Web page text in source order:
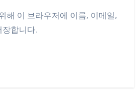
해 이 브라우저에 이름, 이메일,
장합니다.